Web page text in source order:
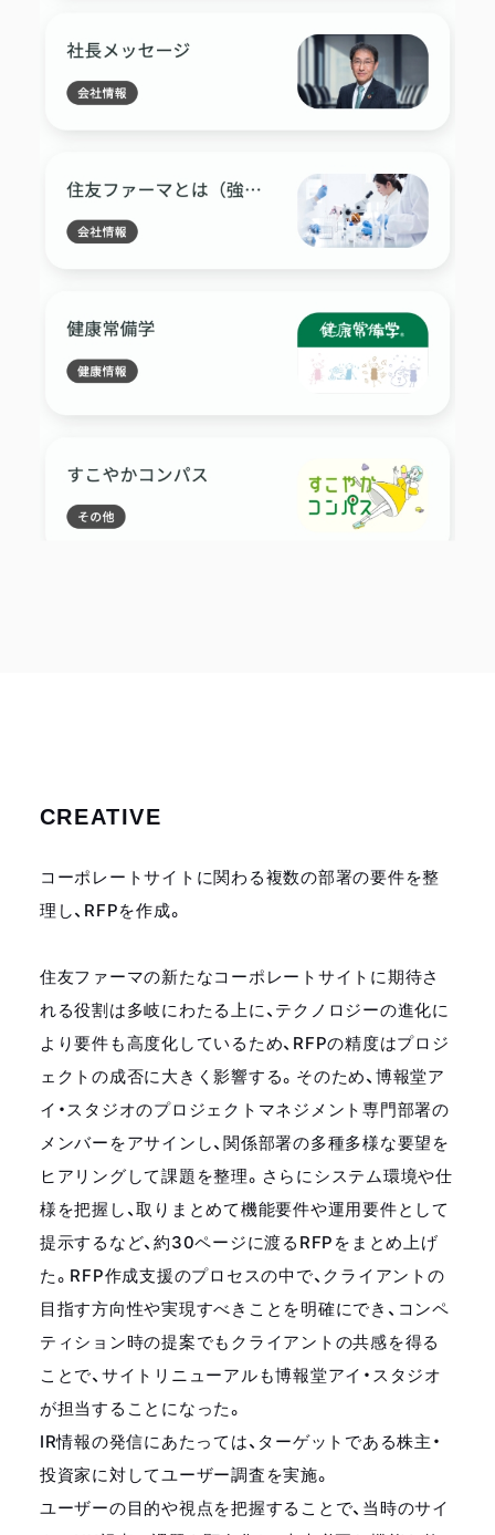
CREATIVE
コーポレートサイトに関わる複数の部署の要件を整
理し、RFPを作成。
住友ファーマの新たなコーポレートサイトに期待さ
れる役割は多岐にわたる上に、テクノロジーの進化に
より要件も高度化しているため、RFPの精度はプロジ
ェクトの成否に大きく影響する。そのため、博報堂ア
イ・スタジオのプロジェクトマネジメント専門部署の
メンバーをアサインし、関係部署の多種多様な要望を
ヒアリングして課題を整理。さらにシステム環境や仕
様を把握し、取りまとめて機能要件や運用要件として
提示するなど、約30ページに渡るRFPをまとめ上げ
た。RFP作成支援のプロセスの中で、クライアントの
目指す方向性や実現すべきことを明確にでき、コンペ
ティション時の提案でもクライアントの共感を得る
ことで、サイトリニューアルも博報堂アイ・スタジオ
が担当することになった。
IR情報の発信にあたっては、ターゲットである株主・
投資家に対してユーザー調査を実施。
ユーザーの目的や視点を把握することで、当時のサイ